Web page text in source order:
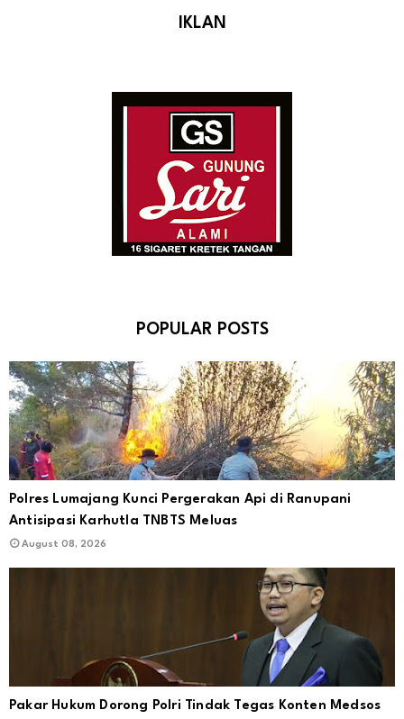
IKLAN
POPULAR POSTS
Polres Lumajang Kunci Pergerakan Api di Ranupani
Antisipasi Karhutla TNBTS Meluas
August 08, 2026
Pakar Hukum Dorong Polri Tindak Tegas Konten Medsos